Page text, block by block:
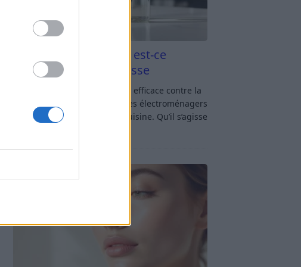
Vinaigre blanc et four est-ce
efficace contre la graisse
Vinaigre blanc et four : est-ce efficace contre la
graisse ? Le four fait partie des électroménagers
les plus sollicités dans une cuisine. Qu’il s’agisse